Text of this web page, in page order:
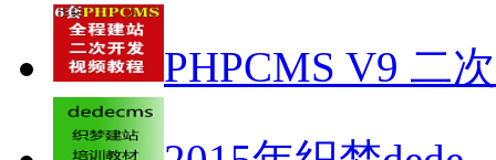
PHPCMS V9 二